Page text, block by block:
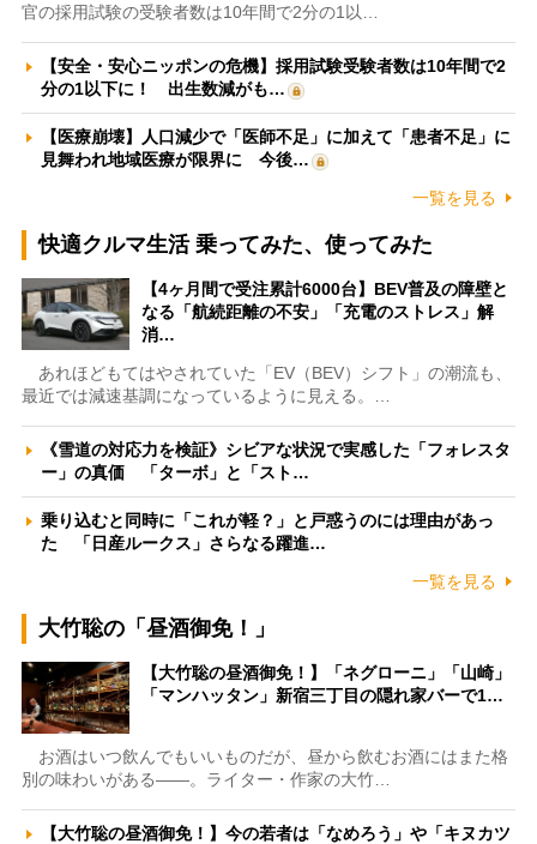
官の採用試験の受験者数は10年間で2分の1以…
【安全・安心ニッポンの危機】採用試験受験者数は10年間で2
分の1以下に！ 出生数減がも…
【医療崩壊】人口減少で「医師不足」に加えて「患者不足」に
見舞われ地域医療が限界に 今後…
一覧を見る
快適クルマ生活 乗ってみた、使ってみた
【4ヶ月間で受注累計6000台】BEV普及の障壁と
なる「航続距離の不安」「充電のストレス」解
消…
あれほどもてはやされていた「EV（BEV）シフト」の潮流も、
最近では減速基調になっているように見える。…
《雪道の対応力を検証》シビアな状況で実感した「フォレスタ
ー」の真価 「ターボ」と「スト…
乗り込むと同時に「これが軽？」と戸惑うのには理由があっ
た 「日産ルークス」さらなる躍進…
一覧を見る
大竹聡の「昼酒御免！」
【大竹聡の昼酒御免！】「ネグローニ」「山崎」
「マンハッタン」新宿三丁目の隠れ家バーで1…
お酒はいつ飲んでもいいものだが、昼から飲むお酒にはまた格
別の味わいがある――。ライター・作家の大竹…
【大竹聡の昼酒御免！】今の若者は「なめろう」や「キヌカツ